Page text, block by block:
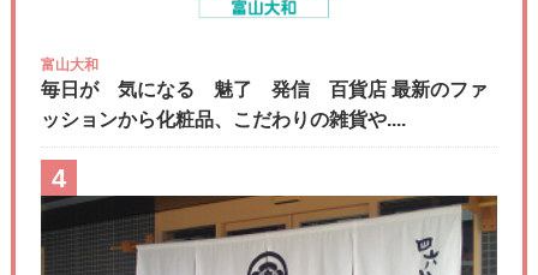
富山大和
毎日が 気になる 魅了 発信 百貨店 最新のファ
ッションから化粧品、こだわりの雑貨や....
4